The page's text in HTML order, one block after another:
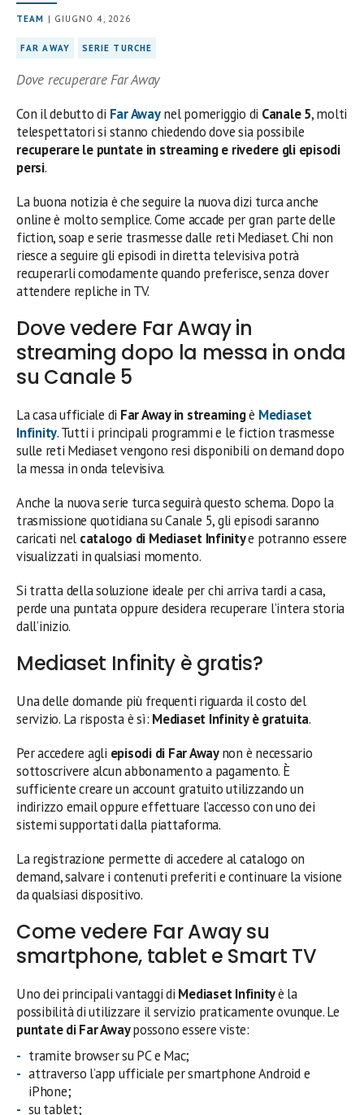
TEAM | GIUGNO 4, 2026
FAR AWAY SERIE TURCHE
Dove recuperare Far Away
Con il debutto di Far Awaynel pomeriggio di Canale 5, molti
telespettatori si stanno chiedendo dove sia possibile
recuperare le puntate in streaming e rivedere gli episodi
persi.
La buona notizia è che seguire la nuova dizi turca anche
online è molto semplice. Come accade per gran parte delle
fiction, soap e serie trasmesse dalle reti Mediaset. Chi non
riesce a seguire gli episodi in diretta televisiva potrà
recuperarli comodamente quando preferisce, senza dover
attendere repliche in TV.
Dove vedere Far Away in
streaming dopo la messa in onda
su Canale 5
La casa ufficiale di Far Away in streamingè Mediaset
Infinity. Tutti i principali programmi e le fiction trasmesse
sulle reti Mediaset vengono resi disponibili on demand dopo
la messa in onda televisiva.
Anche la nuova serie turca seguirà questo schema. Dopo la
trasmissione quotidiana su Canale 5, gli episodi saranno
caricati nel catalogo di Mediaset Infinitye potranno essere
visualizzati in qualsiasi momento.
Si tratta della soluzione ideale per chi arriva tardi a casa,
perde una puntata oppure desidera recuperare l’intera storia
dall’inizio.
Mediaset Infinity è gratis?
Una delle domande più frequenti riguarda il costo del
servizio. La risposta è sì: Mediaset Infinity è gratuita.
Per accedere agli episodi di Far Awaynon è necessario
sottoscrivere alcun abbonamento a pagamento. È
sufficiente creare un account gratuito utilizzando un
indirizzo email oppure effettuare l’accesso con uno dei
sistemi supportati dalla piattaforma.
La registrazione permette di accedere al catalogo on
demand, salvare i contenuti preferiti e continuare la visione
da qualsiasi dispositivo.
Come vedere Far Away su
smartphone, tablet e Smart TV
Uno dei principali vantaggi di Mediaset Infinityè la
possibilità di utilizzare il servizio praticamente ovunque. Le
puntate di Far Awaypossono essere viste:
tramite browser su PC e Mac;
attraverso l’app ufficiale per smartphone Android e
iPhone;
su tablet;